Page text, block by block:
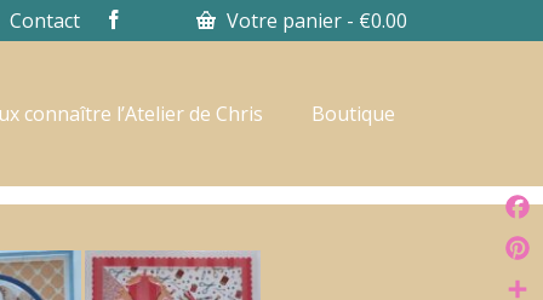
Contact Votre panier - €0.00
connaître l’Atelier de Chris Boutique